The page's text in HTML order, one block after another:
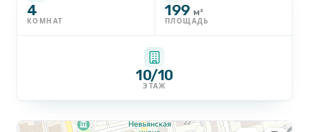
4
КОМНАТ
199 м²
ПЛОЩАДЬ
10/10
ЭТАЖ